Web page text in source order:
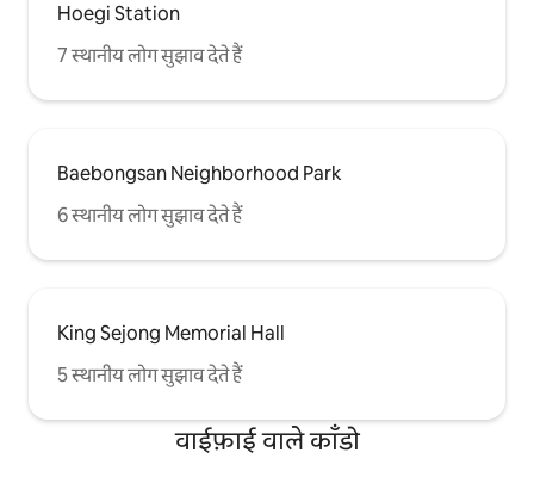
Hoegi Station
7 स्थानीय लोग सुझाव देते हैं
Baebongsan Neighborhood Park
6 स्थानीय लोग सुझाव देते हैं
King Sejong Memorial Hall
5 स्थानीय लोग सुझाव देते हैं
वाईफ़ाई वाले काँडो